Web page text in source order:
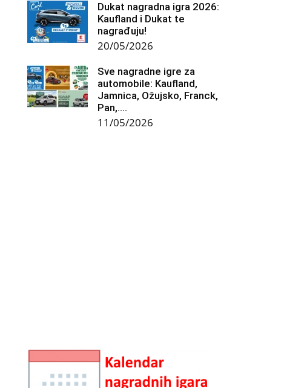
Dukat nagradna igra 2026:
Kaufland i Dukat te
nagrađuju!
20/05/2026
Sve nagradne igre za
automobile: Kaufland,
Jamnica, Ožujsko, Franck,
Pan,….
11/05/2026